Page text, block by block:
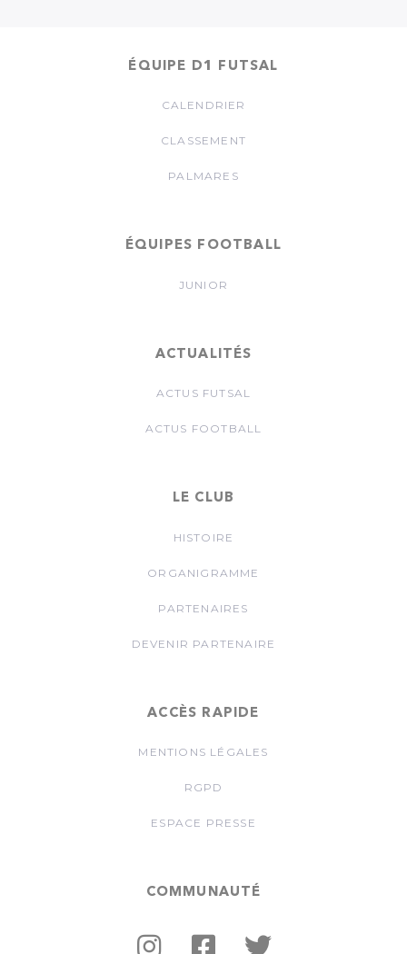
ÉQUIPE D1 FUTSAL
CALENDRIER
CLASSEMENT
PALMARES
ÉQUIPES FOOTBALL
JUNIOR
ACTUALITÉS
ACTUS FUTSAL
ACTUS FOOTBALL
LE CLUB
HISTOIRE
ORGANIGRAMME
PARTENAIRES
DEVENIR PARTENAIRE
ACCÈS RAPIDE
MENTIONS LÉGALES
RGPD
ESPACE PRESSE
COMMUNAUTÉ